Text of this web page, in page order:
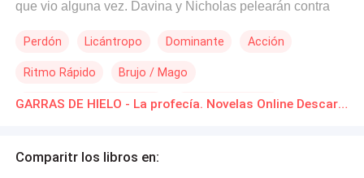
que vio alguna vez. Davina y Nicholas pelearán contra
que estén juntos. Pero no siempre podrán ganar. Davina
aprender. Son un dúo bastante especial en el que cada
uno pondrá de lo suyo para hacerlo funcionar. Se
antigua y esperada finalmente hará presencia. ¿Cómo
Perdón Licántropo Dominante Acción
Ritmo Rápido Brujo / Mago
Matrimonio por Contrato Romance oscuro GARRAS DE HIELO - La profecía. Novelas Online Descarga gratuita de PDF
Comparitr los libros en: